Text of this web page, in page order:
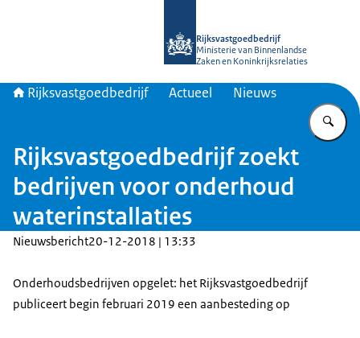
Rijksvastgoedbedrijf
Ministerie van Binnenlandse
Zaken en Koninkrijksrelaties
Rijksvastgoedbedrijf Actueel Nieuws
Rijksvastgoedbedrijf zoekt
bedrijven voor onderhoud
waterinstallaties
Nieuwsbericht20-12-2018 | 13:33
Onderhoudsbedrijven opgelet: het Rijksvastgoedbedrijf
publiceert begin februari 2019 een aanbesteding op